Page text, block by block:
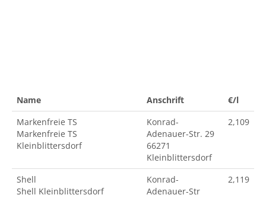
Name Anschrift
€/l
Markenfreie TS
Markenfreie TS
Kleinblittersdorf
Konrad-
Adenauer-Str. 29
66271
Kleinblittersdorf
2,109
Shell
Shell Kleinblittersdorf
Konrad-
Adenauer-Str
2,119